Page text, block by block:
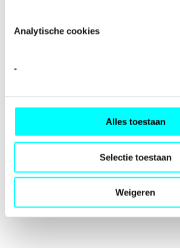
Analytische cookies
-
Alles toestaan
Selectie toestaan
Weigeren